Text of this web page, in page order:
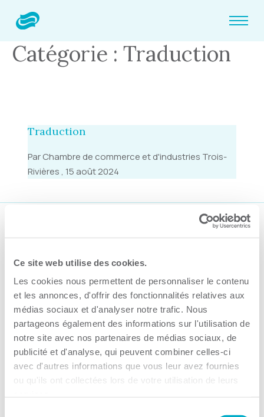
Ce site web utilise des cookies.
Les cookies nous permettent de personnaliser le contenu
et les annonces, d'offrir des fonctionnalités relatives aux
médias sociaux et d'analyser notre trafic. Nous
partageons également des informations sur l'utilisation de
notre site avec nos partenaires de médias sociaux, de
publicité et d'analyse, qui peuvent combiner celles-ci
avec d'autres informations que vous leur avez fournies
ou qu'ils ont collectées lors de votre utilisation de leurs
Catégorie : Traduction
Traduction
Par Chambre de commerce et d'industries Trois-
Rivières , 15 août 2024
Suivez-nous
Activités
Toutes les activités
Gala Radisson